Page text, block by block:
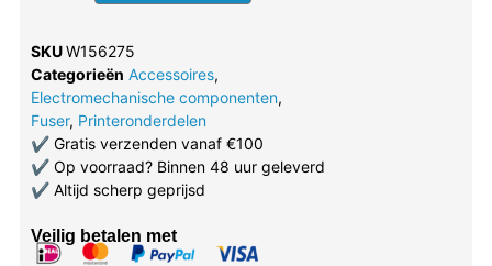
SKUW156275
Categorieën Accessoires,
Electromechanische componenten,
Fuser, Printeronderdelen
✔Gratis verzenden vanaf €100
✔Op voorraad? Binnen 48 uur geleverd
✔Altijd scherp geprijsd
Veilig betalen met